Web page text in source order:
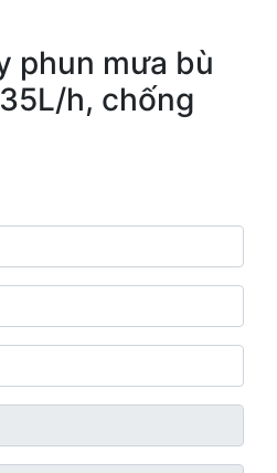
phun mưa bù
h, chống